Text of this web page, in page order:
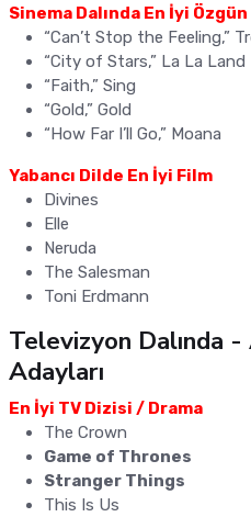
Sinema Dalında En İyi
“Can’t Stop the Feeling,”
“City of Stars,” La La Land
“Faith,” Sing
“Gold,” Gold
“How Far I’ll Go,” Moana
Yabancı Dilde En İyi Film
Divines
Elle
Neruda
The Salesman
Toni Erdmann
Televizyon Dalında
Adayları
En İyi TV Dizisi / Drama
The Crown
Game of Thrones
Stranger Things
This Is Us